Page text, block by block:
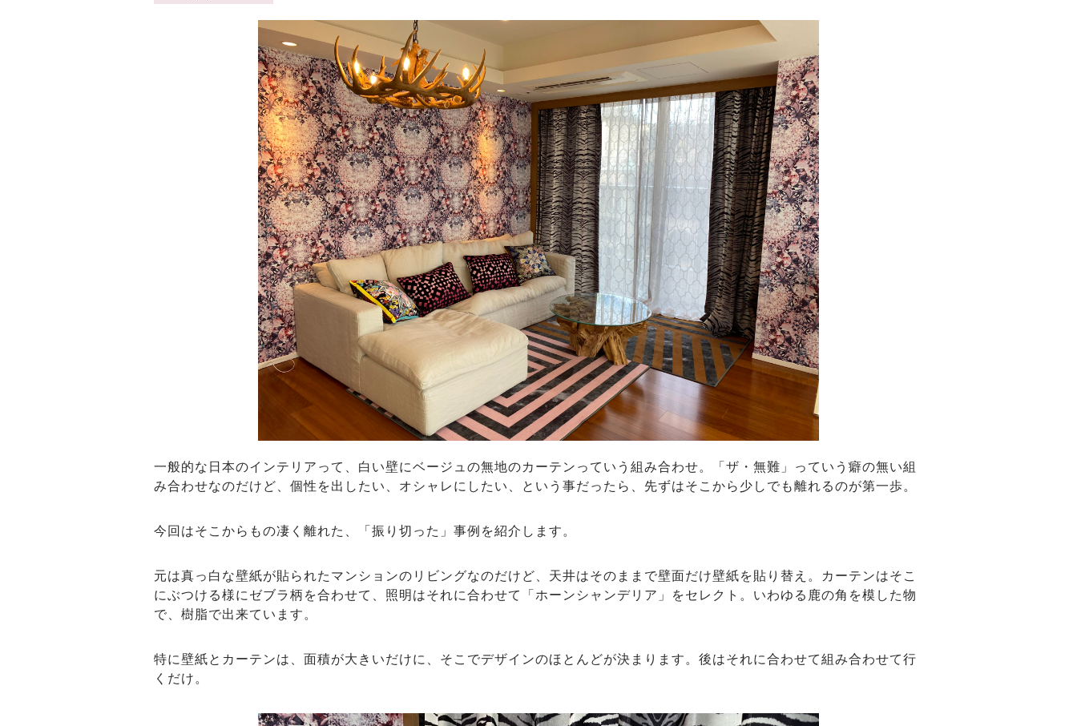
一般的な日本のインテリアって、白い壁にベージュの無地のカーテンっていう組み合わせ。「ザ・無難」っていう癖の無い組
み合わせなのだけど、個性を出したい、オシャレにしたい、という事だったら、先ずはそこから少しでも離れるのが第一歩。
今回はそこからもの凄く離れた、「振り切った」事例を紹介します。
元は真っ白な壁紙が貼られたマンションのリビングなのだけど、天井はそのままで壁面だけ壁紙を貼り替え。カーテンはそこ
にぶつける様にゼブラ柄を合わせて、照明はそれに合わせて「ホーンシャンデリア」をセレクト。いわゆる鹿の角を模した物
で、樹脂で出来ています。
特に壁紙とカーテンは、面積が大きいだけに、そこでデザインのほとんどが決まります。後はそれに合わせて組み合わせて行
くだけ。